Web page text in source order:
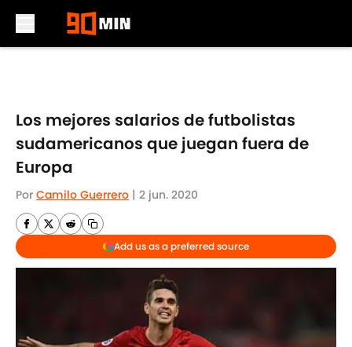
Los mejores salarios de futbolistas
sudamericanos que juegan fuera de
Europa
Por Camilo Guerrero | 2 jun. 2020
Add us as a preferred source